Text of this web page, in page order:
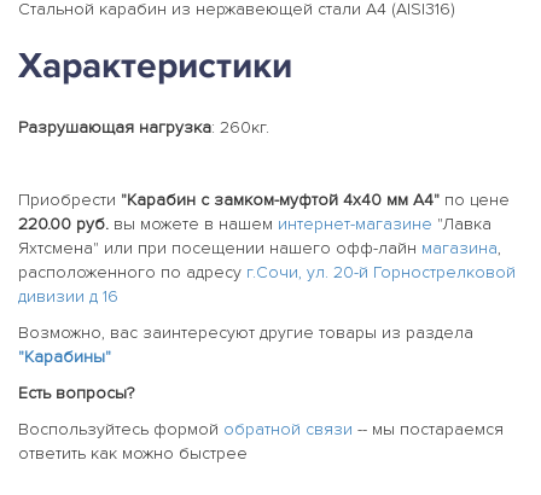
Стальной карабин из нержавеющей стали А4 (AISI316)
Характеристики
Разрушающая нагрузка: 260кг.
Приобрести "Карабин с замком-муфтой 4х40 мм А4" по цене
220.00 руб. вы можете в нашем интернет-магазине "Лавка
Яхтсмена" или при посещении нашего офф-лайн магазина,
расположенного по адресу г.Сочи, ул. 20-й Горнострелковой
дивизии д 16
Возможно, вас заинтересуют другие товары из раздела
"Карабины"
Есть вопросы?
Воспользуйтесь формой обратной связи -- мы постараемся
ответить как можно быстрее